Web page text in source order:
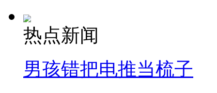
热点新闻
男孩错把电推当梳子